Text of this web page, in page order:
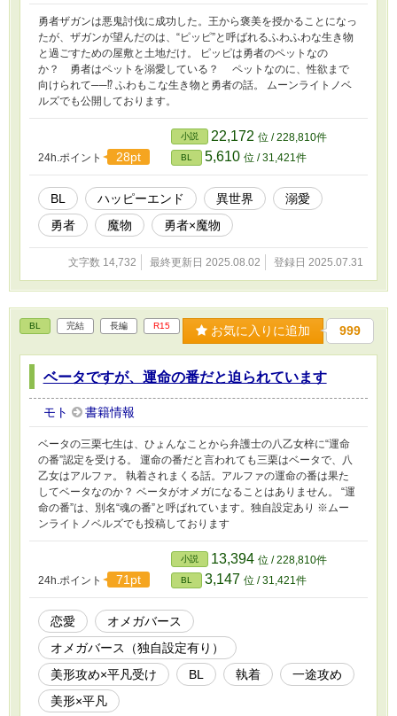
勇者ザガンは悪鬼討伐に成功した。王から褒美を授かることになっ
たが、ザガンが望んだのは、“ピッピ”と呼ばれるふわふわな生き物
と過ごすための屋敷と土地だけ。 ピッピは勇者のペットなの
か？ 勇者はペットを溺愛している？ ペットなのに、性欲まで
向けられて──⁉ ふわもこな生き物と勇者の話。 ムーンライトノベ
ルズでも公開しております。
24h.ポイント 28pt
小説 22,172 位 / 228,810件
BL 5,610 位 / 31,421件
BL ハッピーエンド 異世界
溺愛
勇者
魔物 勇者×魔物
文字数 14,732 最終更新日 2025.08.02 登録日 2025.07.31
BL 完結 長編 R15 お気に入りに追加 999
ベータですが、運命の番だと迫られています
モト 書籍情報
ベータの三栗七生は、ひょんなことから弁護士の八乙女梓に“運命
の番”認定を受ける。 運命の番だと言われても三栗はベータで、八
乙女はアルファ。 執着されまくる話。アルファの運命の番は果た
してベータなのか？ ベータがオメガになることはありません。 “運
命の番”は、別名“魂の番”と呼ばれています。独自設定あり ※ムー
ンライトノベルズでも投稿しております
24h.ポイント 71pt
小説 13,394 位 / 228,810件
BL 3,147 位 / 31,421件
恋愛
オメガバース
オメガバース（独自設定有り）
美形攻め×平凡受け
BL 執着
一途攻め
美形×平凡